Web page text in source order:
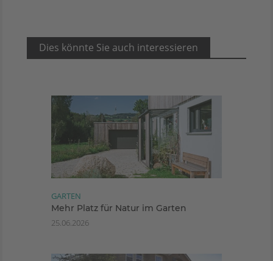
Dies könnte Sie auch interessieren
GARTEN
Mehr Platz für Natur im Garten
25.06.2026